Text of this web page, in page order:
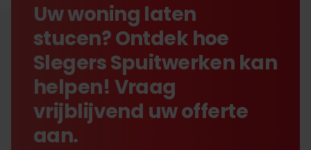
Uw woning laten
stucen? Ontdek hoe
Slegers Spuitwerken kan
helpen! Vraag
vrijblijvend uw offerte
aan.